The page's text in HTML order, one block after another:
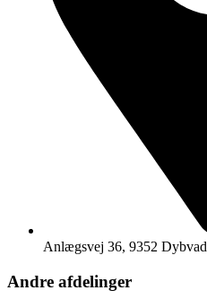
Anlægsvej 36, 9352 Dybvad
Andre afdelinger